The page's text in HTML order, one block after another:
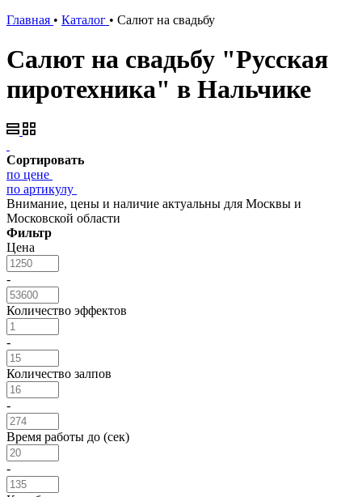
Главная • Каталог • Салют на свадьбу
Салют на свадьбу "Русская
пиротехника" в Нальчике
Сортировать
по цене
по артикулу
Внимание, цены и наличие актуальны для Москвы и
Московской области
Фильтр
Цена
-
Количество эффектов
-
Количество залпов
-
Время работы до (сек)
-